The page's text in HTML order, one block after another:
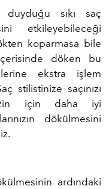
sıkı saç
etkileyebileceği
koparmasa bile
döken bu
ekstra işlem
stilistinize saçınızı
için daha iyi
dökülmesini
ardındaki